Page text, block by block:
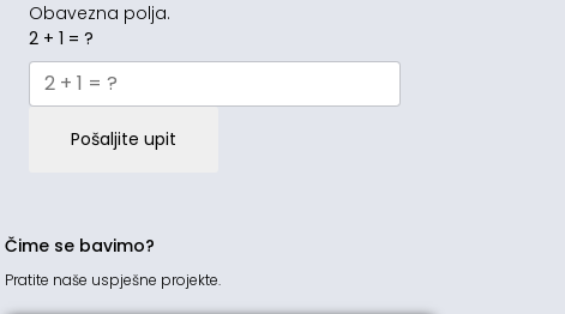
Obavezna polja.
2 + 1 = ?
Pošaljite upit
Čime se bavimo?
Pratite naše uspješne projekte.